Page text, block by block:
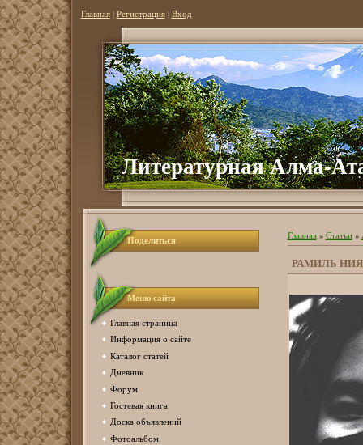
Главная| Регистрация| Вход
Литературная Алма-
Поделиться
Меню сайта
Главная страница
Информация о сайте
Каталог статей
Дневник
Форум
Гостевая книга
Доска объявлений
Фотоальбом
Главная» Статьи»
РАМИЛЬ